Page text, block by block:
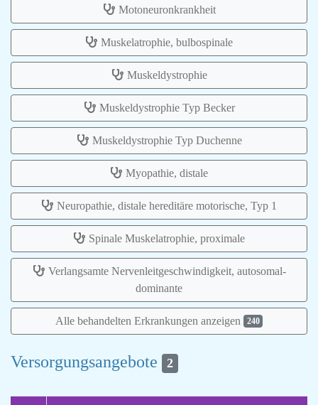
Motoneuronkrankheit
Muskelatrophie, bulbospinale
Muskeldystrophie
Muskeldystrophie Typ Becker
Muskeldystrophie Typ Duchenne
Myopathie, distale
Neuropathie, distale hereditäre motorische, Typ 1
Spinale Muskelatrophie, proximale
Verlangsamte Nervenleitgeschwindigkeit, autosomal-
dominante
Alle behandelten Erkrankungen anzeigen 240
Versorgungsangebote 2